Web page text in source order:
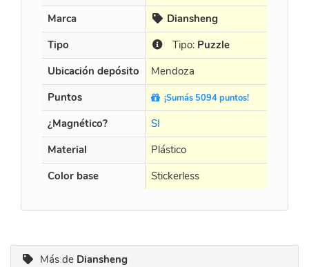
Marca
Diansheng
Tipo
Tipo: Puzzle
Ubicación depósito
Mendoza
Puntos
¡Sumás 5094 puntos!
¿Magnético? SI
Material
Plástico
Color base
Stickerless
Más de Diansheng